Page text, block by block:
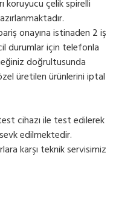
koruyucu çelik spirelli
onayına istinaden 2 iş
durumlar için telefonla
doğrultusunda
üretilen ürünlerini iptal
cihazı ile test edilerek
edilmektedir.
karşı teknik servisimiz